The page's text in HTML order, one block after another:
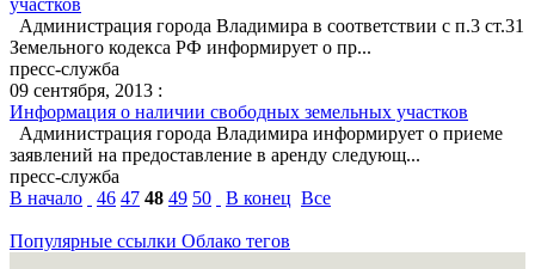
Администрация города Владимира в соответствии с п.3 ст.31
Земельного кодекса РФ информирует о пр...
пресс-служба
09 сентября, 2013 :
Информация о наличии свободных земельных участков
Администрация города Владимира информирует о приеме
заявлений на предоставление в аренду следующ...
пресс-служба
В начало
46 47 48 49 50 В конец Все
Популярные ссылки Облако тегов